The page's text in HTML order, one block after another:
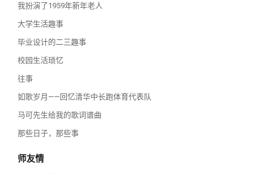
我扮演了1959年新年老人
大学生活趣事
毕业设计的二三趣事
校园生活琐忆
往事
如歌岁月——回忆清华中长跑体育代表队
马可先生给我的歌词谱曲
那些日子，那些事
师友情